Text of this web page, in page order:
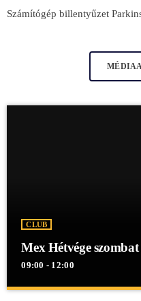
Számítógép billentyűzet
CLUB
Mex Hétvége
09:00 - 12:00